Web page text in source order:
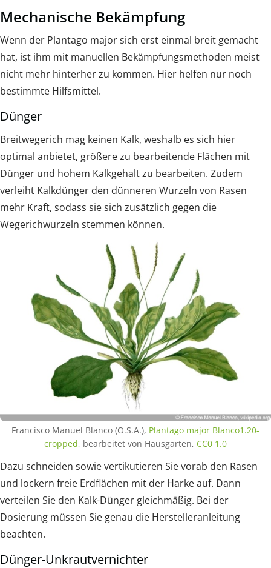
Mechanische Bekämpfung
Wenn der Plantago major sich erst einmal breit gemacht
hat, ist ihm mit manuellen Bekämpfungsmethoden meist
nicht mehr hinterher zu kommen. Hier helfen nur noch
bestimmte Hilfsmittel.
Dünger
Breitwegerich mag keinen Kalk, weshalb es sich hier
optimal anbietet, größere zu bearbeitende Flächen mit
Dünger und hohem Kalkgehalt zu bearbeiten. Zudem
verleiht Kalkdünger den dünneren Wurzeln von Rasen
mehr Kraft, sodass sie sich zusätzlich gegen die
Wegerichwurzeln stemmen können.
Francisco Manuel Blanco (O.S.A.), Plantago major Blanco1.20-
cropped, bearbeitet von Hausgarten, CC0 1.0
Dazu schneiden sowie vertikutieren Sie vorab den Rasen
und lockern freie Erdflächen mit der Harke auf. Dann
verteilen Sie den Kalk-Dünger gleichmäßig. Bei der
Dosierung müssen Sie genau die Herstelleranleitung
beachten.
Dünger-Unkrautvernichter